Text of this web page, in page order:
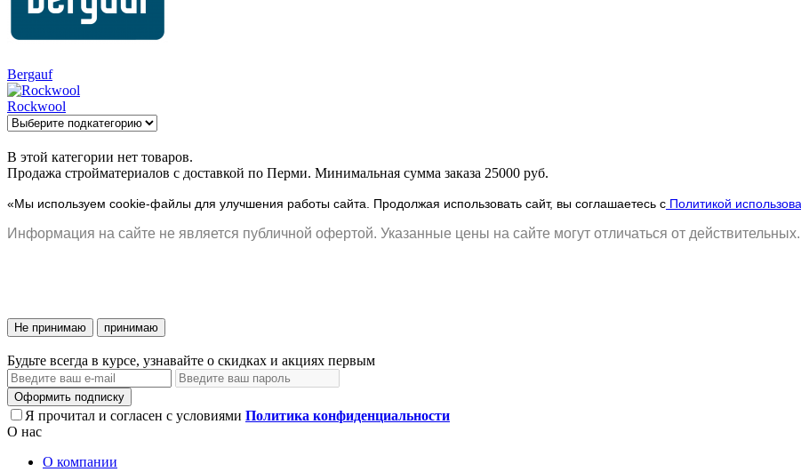
Bergauf
Rockwool
В этой категории нет товаров.
Продажа стройматериалов с доставкой по Перми. Минимальная сумма заказа 25000 руб.
«Мы используем cookie-файлы для улучшения работы сайта. Продолжая использовать сайт, вы соглашаетесь с Политикой
Информация на сайте не является публичной офертой. Указанные цены на сайте могут отличаться от действительных.
Не принимаю принимаю
Будьте всегда в курсе, узнавайте о скидках и акциях первым
Оформить подписку
Я прочитал и согласен с условиями Политика конфиденциальности
О нас
О компании